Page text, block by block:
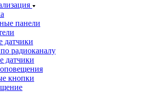
панели
датчики
радиоканалу
датчики
кнопки